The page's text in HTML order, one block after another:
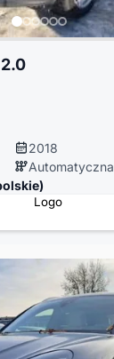
2018
Automatyczna